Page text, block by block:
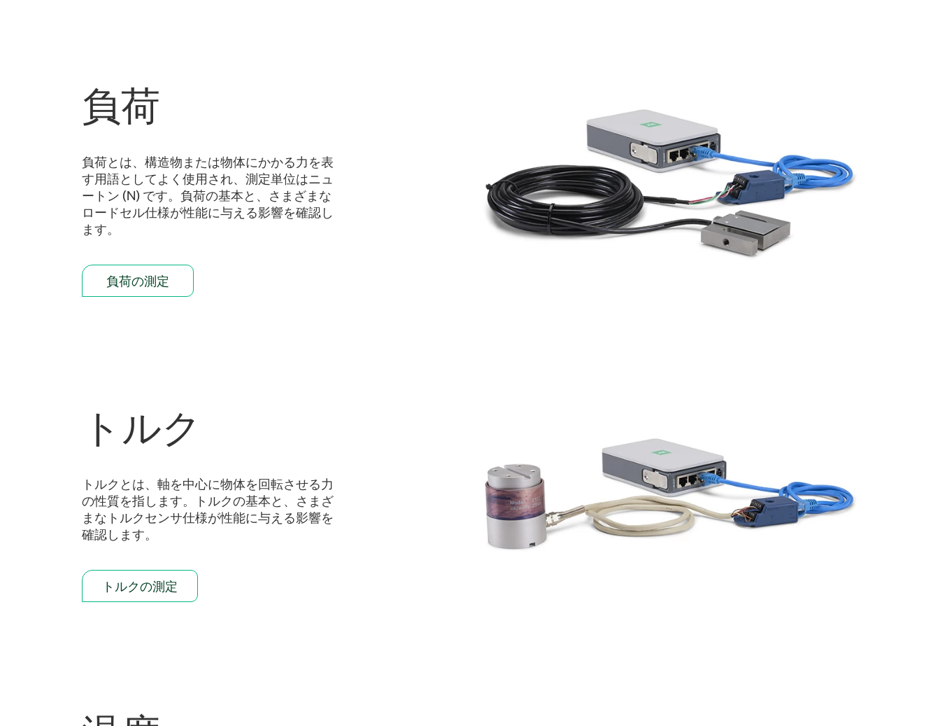
負荷
負荷とは、構造物または物体にかかる力を表
す用語としてよく使用され、測定単位はニュ
ートン (N) です。負荷の基本と、さまざまな
ロードセル仕様が性能に与える影響を確認し
ます。
負荷の測定
トルク
トルクとは、軸を中心に物体を回転させる力
の性質を指します。トルクの基本と、さまざ
まなトルクセンサ仕様が性能に与える影響を
確認します。
トルクの測定